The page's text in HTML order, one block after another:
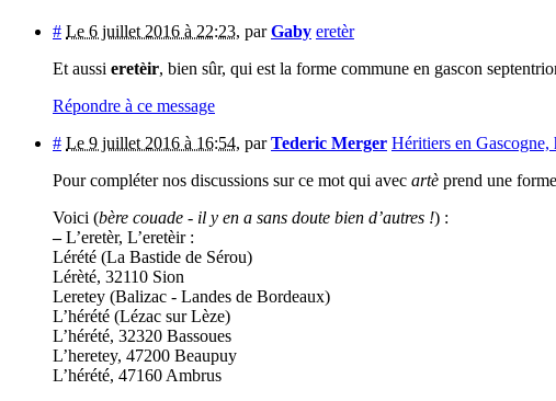
# Le 6 juillet 2016 à 22:23, parGaby eretèr
Et aussi eretèir, bien sûr, qui est la forme commune en gascon
Répondre à ce message
# Le 9 juillet 2016 à 16:54, parTederic Merger Héritiers en Gascogne,
Pour compléter nos discussions sur ce mot qui avec artè prend une
Voici (bère couade - il y en a sans doute bien d’autres !) :
–L’eretèr, L’eretèir :
Lérété (La Bastide de Sérou)
Lérèté, 32110 Sion
Leretey (Balizac - Landes de Bordeaux)
L’hérété (Lézac sur Lèze)
L’hérété, 32320 Bassoues
L’heretey, 47200 Beaupuy
L’hérété, 47160 Ambrus